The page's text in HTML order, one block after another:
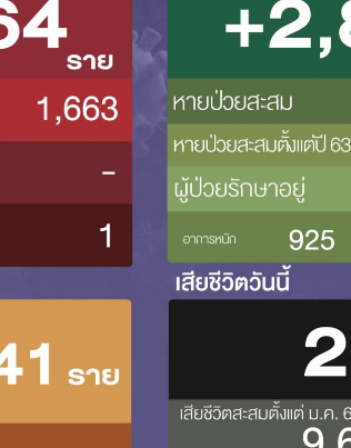
for:
Search